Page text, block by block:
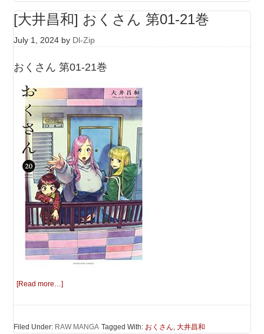
[大井昌和] おくさん 第01-21巻
July 1, 2024 by Dl-Zip
おくさん 第01-21巻
[Read more…]
Filed Under: RAW MANGA Tagged With: おくさん,大井昌和